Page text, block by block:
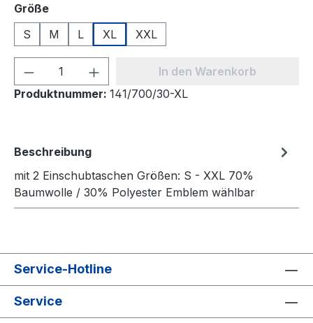
Größeauswählen
S
M L XL XXL
Produkt Anzahl: Gib denIn den Warenkorb
Produktnummer: 141/700/30-XL
Beschreibung
mit 2 Einschubtaschen Größen: S - XXL 70%
Baumwolle / 30% Polyester Emblem wählbar
Service-Hotline
Service